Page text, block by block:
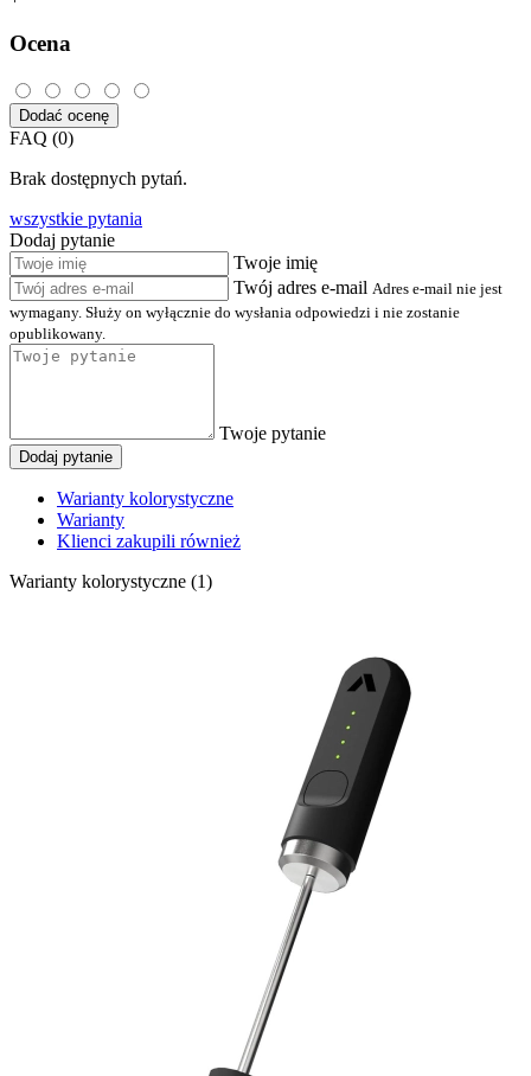
Ocena
Dodać ocenę
FAQ (0)
Brak dostępnych pytań.
wszystkie pytania
Dodaj pytanie
Twoje imię
Twój adres e-mail Adres e-mail nie jest
wymagany. Służy on wyłącznie do wysłania odpowiedzi i nie zostanie
opublikowany.
Twoje pytanie
Dodaj pytanie
Warianty kolorystyczne
Warianty
Klienci zakupili również
Warianty kolorystyczne (1)